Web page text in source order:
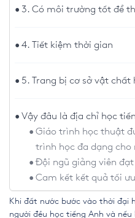
3. Có môi trường tốt để
4. Tiết kiệm thời gian
5. Trang bị cơ sở vật chất
Vậy đâu là địa chỉ học
Giáo trình học thuật
trình học đa dạng cho
Đội ngũ giảng viên
Cam kết kết quả tối ưu
Khi đất nước bước vào thời đại
người đều học tiếng Anh và